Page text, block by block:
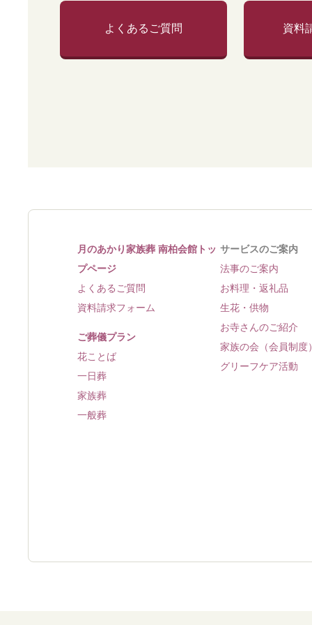
よくあるご質問 資料
月のあかり家族葬 南柏会館トッ
プページ
よくあるご質問
資料請求フォーム
ご葬儀プラン
花ことば
一日葬
家族葬
一般葬
サービスのご案内
法事のご案内
お料理・返礼品
生花・供物
お寺さんのご紹介
家族の会（会員制度
グリーフケア活動